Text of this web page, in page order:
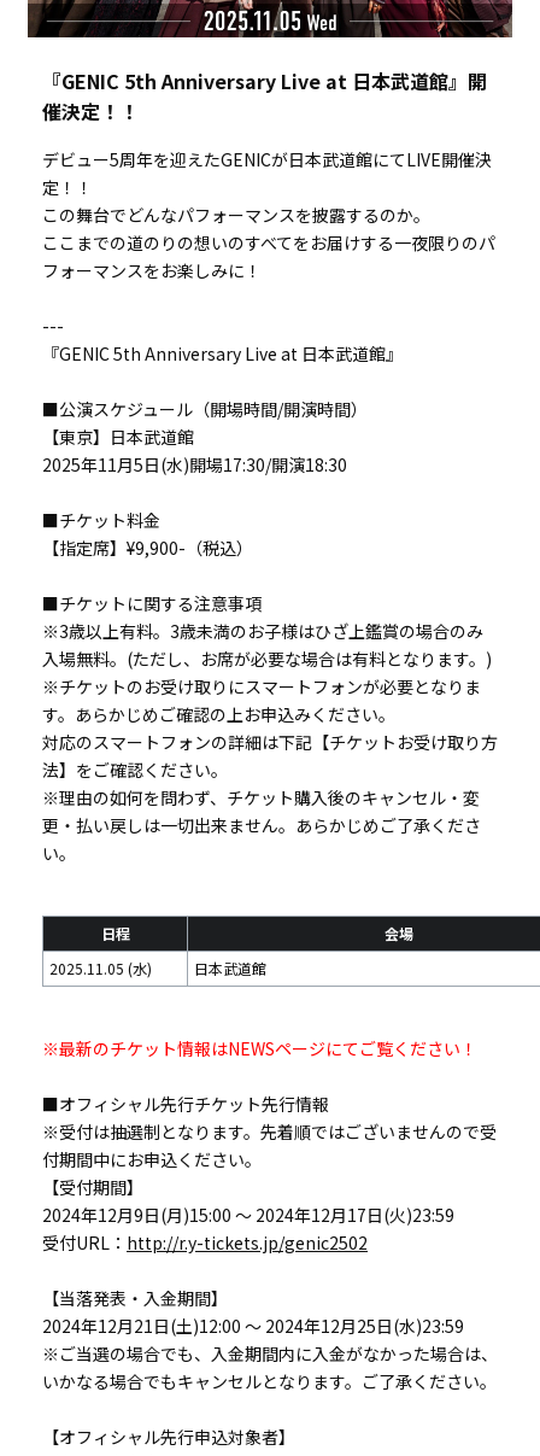
『GENIC 5th Anniversary Live at 日本武道館』開
催決定！！
デビュー5周年を迎えたGENICが日本武道館にてLIVE開催決
定！！
この舞台でどんなパフォーマンスを披露するのか。
ここまでの道のりの想いのすべてをお届けする一夜限りのパ
フォーマンスをお楽しみに！
---
『GENIC 5th Anniversary Live at 日本武道館』
■公演スケジュール（開場時間/開演時間）
【東京】日本武道館
2025年11月5日(水)開場17:30/開演18:30
■チケット料金
【指定席】¥9,900-（税込）
■チケットに関する注意事項
※3歳以上有料。3歳未満のお子様はひざ上鑑賞の場合のみ
入場無料。(ただし、お席が必要な場合は有料となります。)
※チケットのお受け取りにスマートフォンが必要となりま
す。あらかじめご確認の上お申込みください。
対応のスマートフォンの詳細は下記【チケットお受け取り方
法】をご確認ください。
※理由の如何を問わず、チケット購入後のキャンセル・変
更・払い戻しは一切出来ません。あらかじめご了承くださ
い。
日程
会場
2025.11.05 (水)
日本武道館
※最新のチケット情報はNEWSページにてご覧ください！
■オフィシャル先行チケット先行情報
※受付は抽選制となります。先着順ではございませんので受
付期間中にお申込ください。
【受付期間】
2024年12月9日(月)15:00 ～ 2024年12月17日(火)23:59
受付URL： http://r.y-tickets.jp/genic2502
【当落発表・入金期間】
2024年12月21日(土)12:00 ～ 2024年12月25日(水)23:59
※ご当選の場合でも、入金期間内に入金がなかった場合は、
いかなる場合でもキャンセルとなります。ご了承ください。
【オフィシャル先行申込対象者】